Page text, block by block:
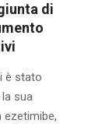
di
è stato
sua
ezetimibe,